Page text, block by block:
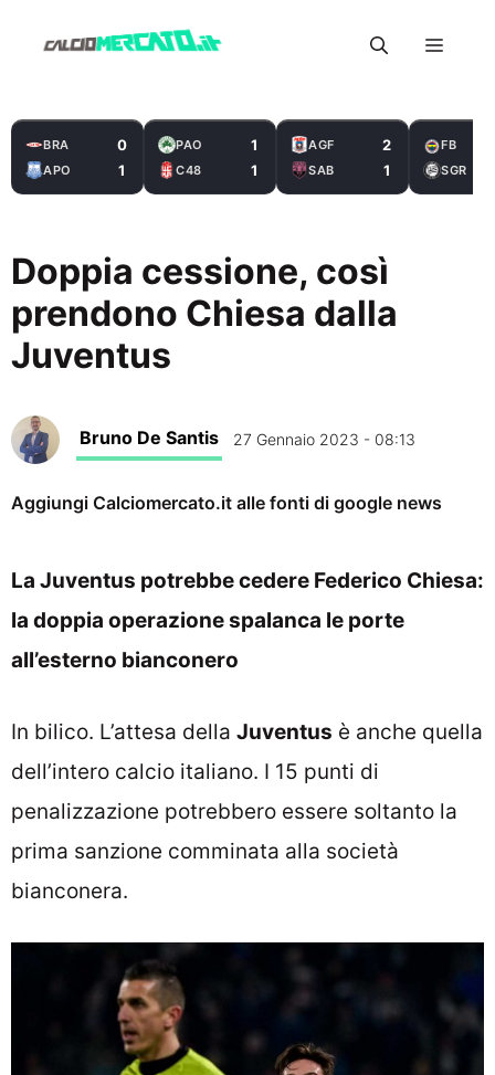
Menu
BRA 0
APO 1
PAO 1
C48 1
AGF 2
SAB 1
FB
SGR
Doppia cessione, così
prendono Chiesa dalla
Juventus
Bruno De Santis 27 Gennaio 2023 - 08:13
Aggiungi Calciomercato.it alle fonti di google news
La Juventus potrebbe cedere Federico Chiesa:
la doppia operazione spalanca le porte
all’esterno bianconero
In bilico. L’attesa della Juventus è anche quella
dell’intero calcio italiano. I 15 punti di
penalizzazione potrebbero essere soltanto la
prima sanzione comminata alla società
bianconera.